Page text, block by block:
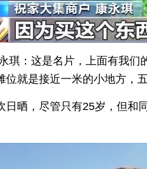
琪：这是名片，上面有我
位就是接近一米的小地方，
日晒，尽管只有25岁，但和